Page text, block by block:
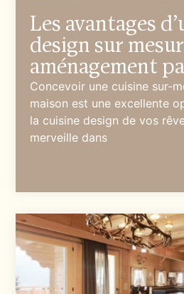
Les avantages
design sur
aménagement
Concevoir une cuisine sur-
maison est une excellente
la cuisine design de vos
merveille dans